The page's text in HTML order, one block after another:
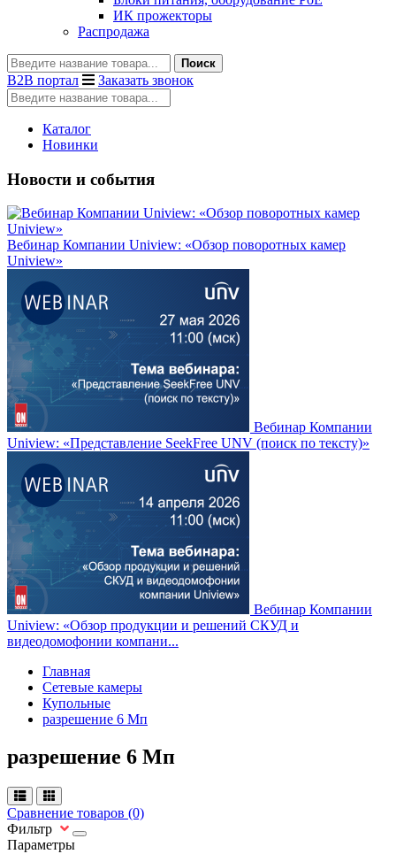
ИК прожекторы
Распродажа
Поиск
B2B портал Заказать звонок
Каталог
Новинки
Новости и события
Вебинар Компании Uniview: «Обзор поворотных камер
Uniview»
Вебинар Компании
Uniview: «Представление SeekFree UNV (поиск по тексту)»
Вебинар Компании
Uniview: «Обзор продукции и решений СКУД и
видеодомофонии компани...
Главная
Сетевые камеры
Купольные
разрешение 6 Мп
разрешение 6 Мп
Сравнение товаров (0)
Фильтр
Параметры